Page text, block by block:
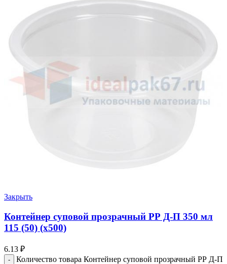
Закрыть
Контейнер суповой прозрачный РР Д-П 350 мл
115 (50) (х500)
6.13 ₽
Количество товара Контейнер суповой прозрачный РР Д-П